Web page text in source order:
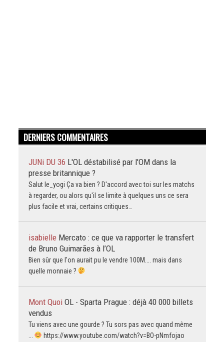
DERNIERS COMMENTAIRES
JUNi DU 36 L'OL déstabilisé par l'OM dans la
presse britannique ?
Salut le_yogi Ça va bien ? D'accord avec toi sur les matchs
à regarder, ou alors qu'il se limite à quelques uns ce sera
plus facile et vrai, certains critiques…
isabielle Mercato : ce que va rapporter le transfert
de Bruno Guimarães à l’OL
Bien sûr que l'on aurait pu le vendre 100M.... mais dans
quelle monnaie ?
Mont Quoi OL - Sparta Prague : déjà 40 000 billets
vendus
Tu viens avec une gourde ? Tu sors pas avec quand même
https://www.youtube.com/watch?v=BO-pNmfojao